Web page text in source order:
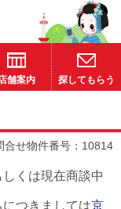
舗案内 探してもらう
合せ物件番号：10814
くは現在商談中
につきましては京